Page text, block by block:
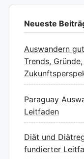
Neueste
Auswandern
Trends,
Paraguay
Leitfaden
Diät und
fundierter